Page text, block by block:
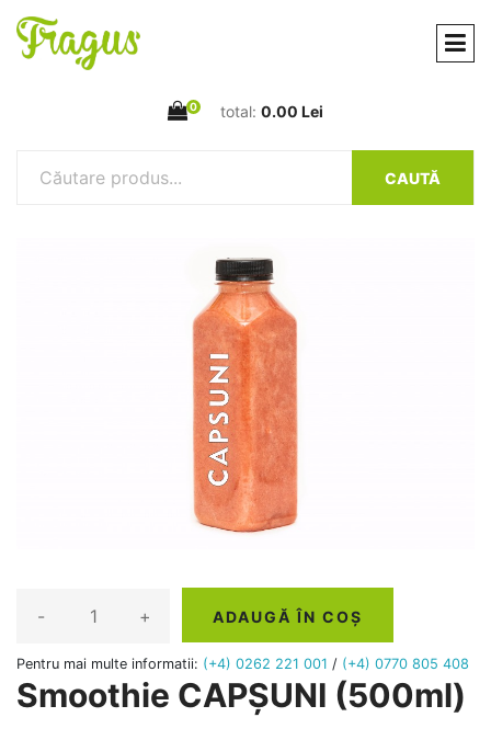
0 total: 0.00 Lei
CAUTĂ
- + ADAUGĂ ÎN COȘ
Pentru mai multe informatii: (+4) 0262 221 001 / (+4) 0770 805 408
Smoothie CAPȘUNI (500ml)